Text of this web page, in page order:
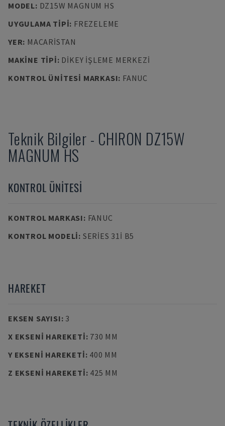
MODEL: DZ15W MAGNUM HS
UYGULAMA TIPI: FREZELEME
YER: MACARISTAN
MAKINE TIPI: DIKEY İŞLEME MERKEZI
KONTROL ÜNITESI MARKASI: FANUC
Teknik Bilgiler - CHIRON DZ15W
MAGNUM HS
KONTROL ÜNITESI
KONTROL MARKASI: FANUC
KONTROL MODELI: SERIES 31I B5
HAREKET
EKSEN SAYISI: 3
X EKSENI HAREKETI: 730 MM
Y EKSENI HAREKETI: 400 MM
Z EKSENI HAREKETI: 425 MM